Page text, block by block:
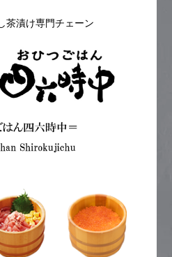
茶漬け専門チェーン